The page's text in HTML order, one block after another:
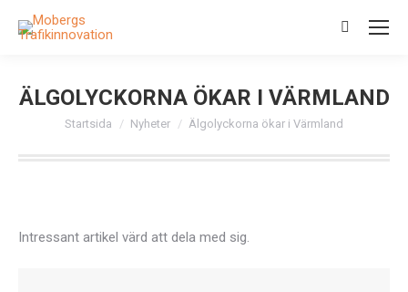
Search:
ÄLGOLYCKORNA ÖKAR I VÄRMLAND
Du är här:
Startsida Nyheter Älgolyckorna ökar i Värmland
Intressant artikel värd att dela med sig.